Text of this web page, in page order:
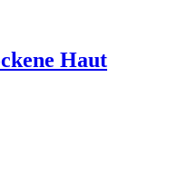
Haut